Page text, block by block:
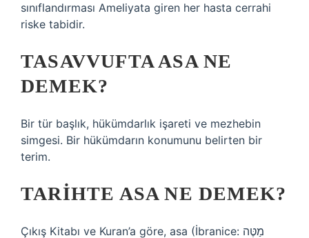
sınıflandırması Ameliyata giren her hasta cerrahi
riske tabidir.
TASAVVUFTA ASA NE
DEMEK?
Bir tür başlık, hükümdarlık işareti ve mezhebin
simgesi. Bir hükümdarın konumunu belirten bir
terim.
TARIHTE ASA NE DEMEK?
Çıkış Kitabı ve Kuran’a göre, asa (İbranice: מַטֶּה